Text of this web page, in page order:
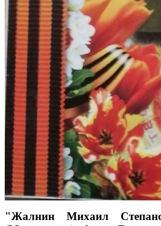
"Жалнин Михаил